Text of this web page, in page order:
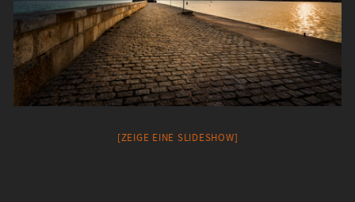
[ZEIGE EINE SLIDESHOW]